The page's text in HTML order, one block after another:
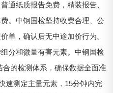
通纸质报告免费，精装报告、
。中钢国检坚持收费合理、公
单，确认后无中途加价行为。
分和微量有害元素。中钢国检
合的检测体系，确保数据全面准
速测定主量元素，15分钟内完